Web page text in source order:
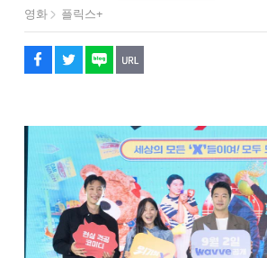
영화
플릭스+